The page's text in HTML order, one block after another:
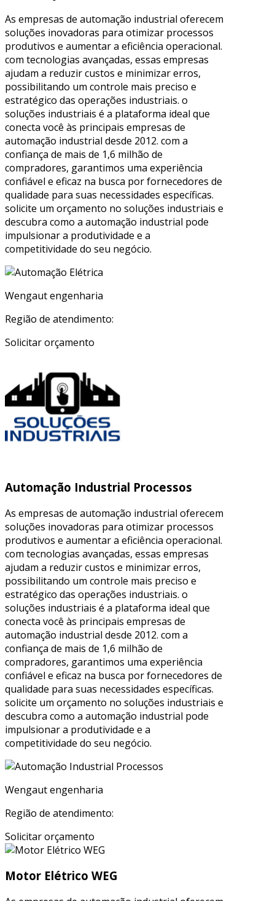
As empresas de automação industrial oferecem
soluções inovadoras para otimizar processos
produtivos e aumentar a eficiência operacional.
com tecnologias avançadas, essas empresas
ajudam a reduzir custos e minimizar erros,
possibilitando um controle mais preciso e
estratégico das operações industriais. o
soluções industriais é a plataforma ideal que
conecta você às principais empresas de
automação industrial desde 2012. com a
confiança de mais de 1,6 milhão de
compradores, garantimos uma experiência
confiável e eficaz na busca por fornecedores de
qualidade para suas necessidades específicas.
solicite um orçamento no soluções industriais e
descubra como a automação industrial pode
impulsionar a produtividade e a
competitividade do seu negócio.
Wengaut engenharia
Região de atendimento:
Solicitar orçamento
Automação Industrial Processos
As empresas de automação industrial oferecem
soluções inovadoras para otimizar processos
produtivos e aumentar a eficiência operacional.
com tecnologias avançadas, essas empresas
ajudam a reduzir custos e minimizar erros,
possibilitando um controle mais preciso e
estratégico das operações industriais. o
soluções industriais é a plataforma ideal que
conecta você às principais empresas de
automação industrial desde 2012. com a
confiança de mais de 1,6 milhão de
compradores, garantimos uma experiência
confiável e eficaz na busca por fornecedores de
qualidade para suas necessidades específicas.
solicite um orçamento no soluções industriais e
descubra como a automação industrial pode
impulsionar a produtividade e a
competitividade do seu negócio.
Wengaut engenharia
Região de atendimento:
Solicitar orçamento
Motor Elétrico WEG